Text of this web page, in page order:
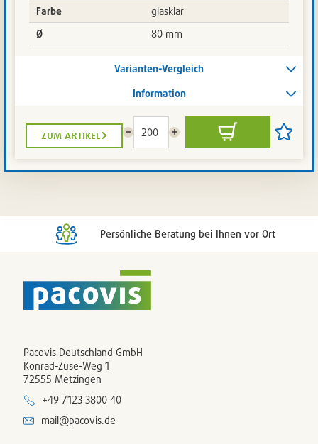
Farbe
glasklar
Ø
80 mm
Varianten-Vergleich
Information
zum artikel
Menge
reduzieren
Menge
erhöhen
In
den
Artikel
Persönliche Beratung bei Ihnen vor Ort
Pacovis Deutschland GmbH
Konrad-Zuse-Weg 1
72555 Metzingen
+49 7123 3800 40
mail@pacovis.de